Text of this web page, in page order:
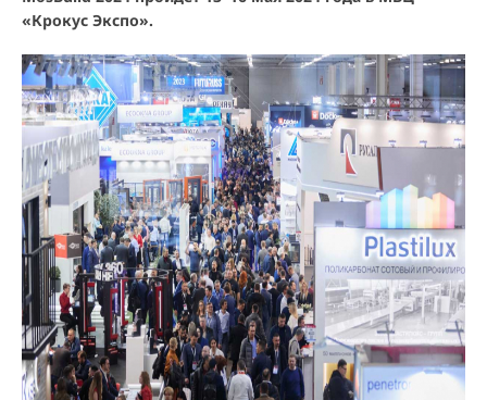
«Крокус Экспо».